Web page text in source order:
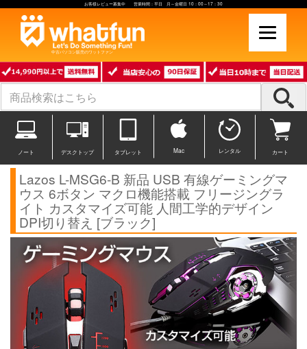
お客様レビュー募集中 営業時間：平日 月～金曜日 10：00～17：30
中古パソコン販売のワットファン
ノート デスクトップ タブレット Mac レンタル カート
Lazos L-MSG6-B 新品 USB 有線ゲーミングマ
ウス 6ボタン マクロ機能搭載 フリージングラ
イト カスタマイズ可能 人間工学的デザイン
DPI切り替え [ブラック]